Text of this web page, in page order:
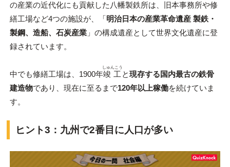
の産業の近代化にも貢献した八幡製鉄所は、旧本事務所や修
繕工場など4つの施設が、「 明治日本の産業革命遺産 製鉄・
製鋼、造船、石炭産業」の構成遺産として世界文化遺産に登
録されています。
中でも修繕工場は、1900年竣工
しゅんこう
と現存する国内最古の鉄骨
建造物であり、現在に至るまで120年以上稼働を続けていま
す。
ヒント3：九州で2番目に人口が多い